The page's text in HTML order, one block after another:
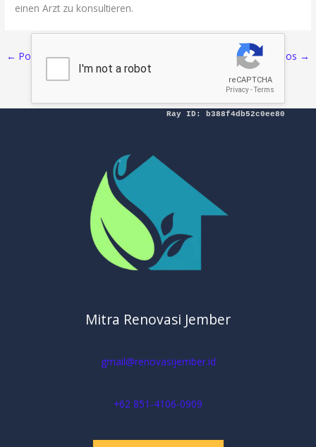
einen Arzt zu konsultieren.
← Pos Sebelumnya Selanjutnya Pos →
Mitra Renovasi Jember
gmail@renovasijember.id
+62 851-4106-0909